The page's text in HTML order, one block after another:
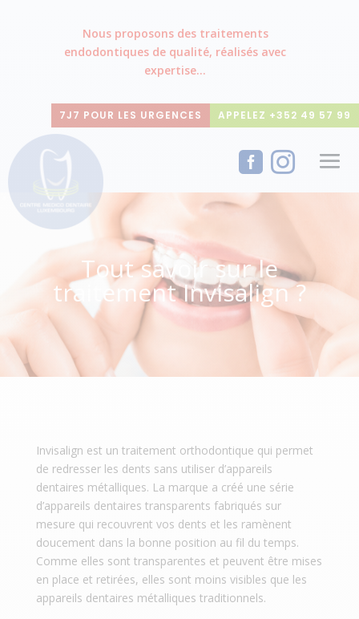
Nous proposons des traitements
endodontiques de qualité, réalisés avec
expertise...
7J7 POUR LES URGENCES APPELEZ +352 49 57 99


Tout savoir sur le
traitement Invisalign ?
Invisalign est un traitement orthodontique qui permet
de redresser les dents sans utiliser d’appareils
dentaires métalliques. La marque a créé une série
d’appareils dentaires transparents fabriqués sur
mesure qui recouvrent vos dents et les ramènent
doucement dans la bonne position au fil du temps.
Comme elles sont transparentes et peuvent être mises
en place et retirées, elles sont moins visibles que les
appareils dentaires métalliques traditionnels.